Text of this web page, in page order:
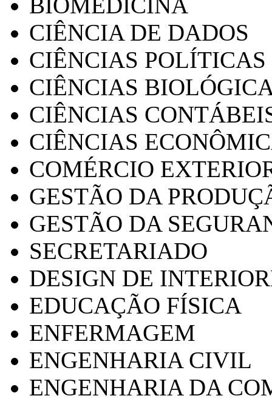
CIÊNCIA DE DADOS
CIÊNCIAS POLÍTICAS
CIÊNCIAS
CIÊNCIAS
CIÊNCIAS
COMÉRCIO
GESTÃO DA
GESTÃO DA
SECRETARIADO
DESIGN DE
EDUCAÇÃO FÍSICA
ENFERMAGEM
ENGENHARIA CIVIL
ENGENHARIA DA